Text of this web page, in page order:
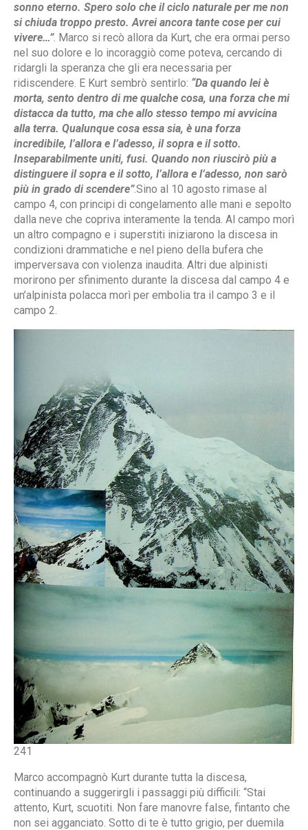
sonno eterno. Spero solo che il ciclo naturale per me non
si chiuda troppo presto. Avrei ancora tante cose per cui
vivere…”. Marco si recò allora da Kurt, che era ormai perso
nel suo dolore e lo incoraggiò come poteva, cercando di
ridargli la speranza che gli era necessaria per
ridiscendere. E Kurt sembrò sentirlo: “Da quando lei è
morta, sento dentro di me qualche cosa, una forza che mi
distacca da tutto, ma che allo stesso tempo mi avvicina
alla terra. Qualunque cosa essa sia, è una forza
incredibile, l’allora e l’adesso, il sopra e il sotto.
Inseparabilmente uniti, fusi. Quando non riuscirò più a
distinguere il sopra e il sotto, l’allora e l’adesso, non sarò
più in grado di scendere”.Sino al 10 agosto rimase al
campo 4, con principi di congelamento alle mani e sepolto
dalla neve che copriva interamente la tenda. Al campo morì
un altro compagno e i superstiti iniziarono la discesa in
condizioni drammatiche e nel pieno della bufera che
imperversava con violenza inaudita. Altri due alpinisti
morirono per sfinimento durante la discesa dal campo 4 e
un’alpinista polacca morì per embolia tra il campo 3 e il
campo 2.
241
Marco accompagnò Kurt durante tutta la discesa,
continuando a suggerirgli i passaggi più difficili: “Stai
attento, Kurt, scuotiti. Non fare manovre false, fintanto che
non sei agganciato. Sotto di te è tutto grigio, per duemila